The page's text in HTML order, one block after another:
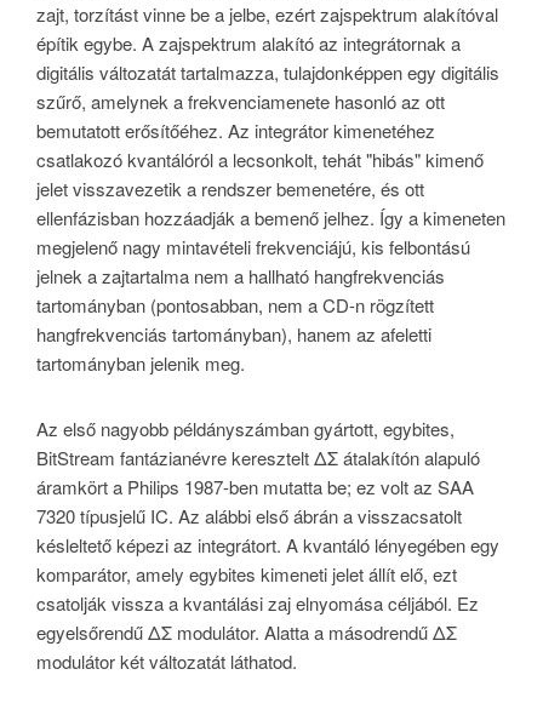
zajt, torzítást vinne be a jelbe, ezért zajspektrum alakítóval
építik egybe. A zajspektrum alakító az integrátornak a
digitális változatát tartalmazza, tulajdonképpen egy digitális
szűrő, amelynek a frekvenciamenete hasonló az ott
bemutatott erősítőéhez. Az integrátor kimenetéhez
csatlakozó kvantálóról a lecsonkolt, tehát "hibás" kimenő
jelet visszavezetik a rendszer bemenetére, és ott
ellenfázisban hozzáadják a bemenő jelhez. Így a kimeneten
megjelenő nagy mintavételi frekvenciájú, kis felbontású
jelnek a zajtartalma nem a hallható hangfrekvenciás
tartományban (pontosabban, nem a CD-n rögzített
hangfrekvenciás tartományban), hanem az afeletti
tartományban jelenik meg.
Az első nagyobb példányszámban gyártott, egybites,
BitStream fantázianévre keresztelt ΔΣ átalakítón alapuló
áramkört a Philips 1987-ben mutatta be; ez volt az SAA
7320 típusjelű IC. Az alábbi első ábrán a visszacsatolt
késleltető képezi az integrátort. A kvantáló lényegében egy
komparátor, amely egybites kimeneti jelet állít elő, ezt
csatolják vissza a kvantálási zaj elnyomása céljából. Ez
egyelsőrendű ΔΣ modulátor. Alatta a másodrendű ΔΣ
modulátor két változatát láthatod.